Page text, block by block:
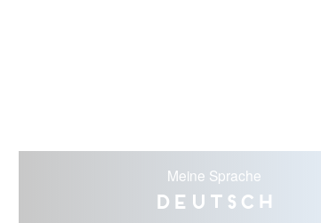
Meine Sprache
Deutsch